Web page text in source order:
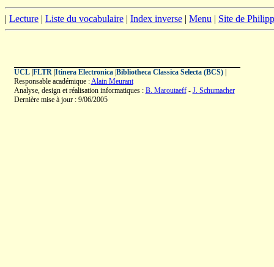
| Lecture | Liste du vocabulaire | Index inverse | Menu | Site de
UCL| FLTR| Itinera Electronica| Bibliotheca Classica Selecta (BCS)|
Responsable académique :Alain Meurant
Analyse, design et réalisation informatiques : B. Maroutaeff- J. Schumacher
Dernière mise à jour : 9/06/2005